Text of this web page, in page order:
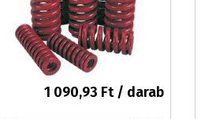
1 090,93 Ft / darab